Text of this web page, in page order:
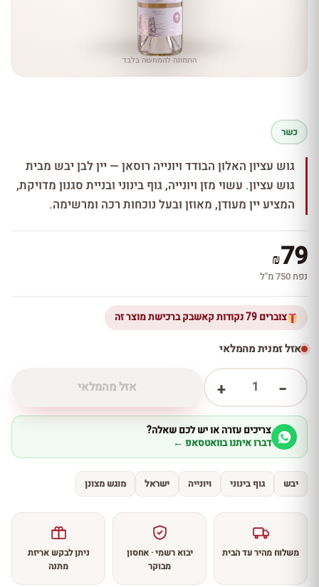
התמונה להמחשה בלבד
כשר
גוש עציון האלון הבודד ויונייה רוסאן — יין לבן יבש מבית
גוש עציון. עשוי מזן ויונייה, גוף בינוני ובניית סגנון מדויקת,
המציע יין מעודן, מאוזן ובעל נוכחות רכה ומרשימה.
₪79
נפח 750 מ''ל
צוברים 79 נקודות קאשבק ברכישת מוצר זה
אזל זמנית מהמלאי
−
1
+ אזל מהמלאי
צריכים עזרה או יש לכם שאלה?
דברו איתנו בוואטסאפ ←
יבש גוף בינוני ויונייה ישראל מוגש מצונן
משלוח מהיר עד הבית
יבוא רשמי · אחסון
מבוקר
ניתן לבקש אריזת
מתנה